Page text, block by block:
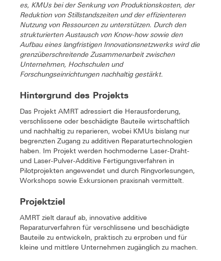
es, KMUs bei der Senkung von Produktionskosten, der
Reduktion von Stillstandszeiten und der effizienteren
Nutzung von Ressourcen zu unterstützen. Durch den
strukturierten Austausch von Know-how sowie den
Aufbau eines langfristigen Innovationsnetzwerks wird die
grenzüberschreitende Zusammenarbeit zwischen
Unternehmen, Hochschulen und
Forschungseinrichtungen nachhaltig gestärkt.
Hintergrund des Projekts
Das Projekt AMRT adressiert die Herausforderung,
verschlissene oder beschädigte Bauteile wirtschaftlich
und nachhaltig zu reparieren, wobei KMUs bislang nur
begrenzten Zugang zu additiven Reparaturtechnologien
haben. Im Projekt werden hochmoderne Laser-Draht-
und Laser-Pulver-Additive Fertigungsverfahren in
Pilotprojekten angewendet und durch Ringvorlesungen,
Workshops sowie Exkursionen praxisnah vermittelt.
Projektziel
AMRT zielt darauf ab, innovative additive
Reparaturverfahren für verschlissene und beschädigte
Bauteile zu entwickeln, praktisch zu erproben und für
kleine und mittlere Unternehmen zugänglich zu machen.